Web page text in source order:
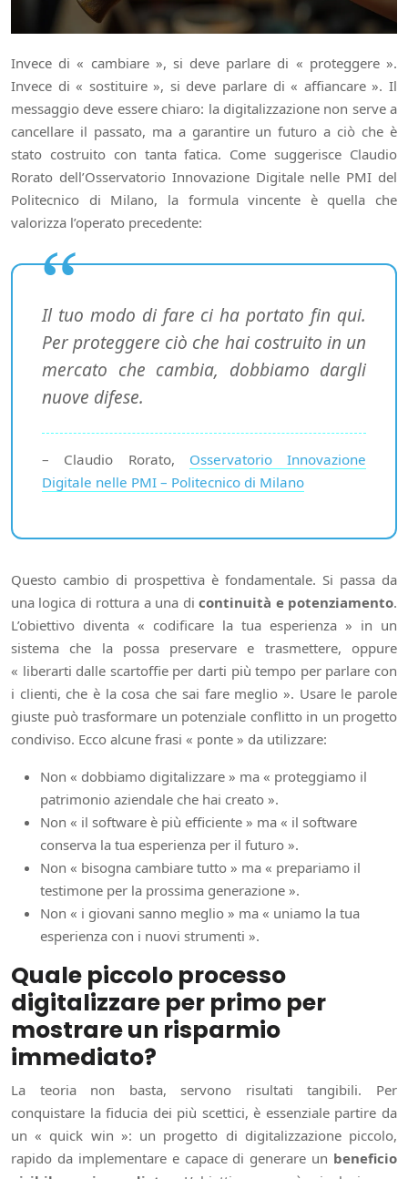
Invece di « cambiare », si deve parlare di « proteggere ».
Invece di « sostituire », si deve parlare di « affiancare ». Il
messaggio deve essere chiaro: la digitalizzazione non serve a
cancellare il passato, ma a garantire un futuro a ciò che è
stato costruito con tanta fatica. Come suggerisce Claudio
Rorato dell’Osservatorio Innovazione Digitale nelle PMI del
Politecnico di Milano, la formula vincente è quella che
valorizza l’operato precedente:
Il tuo modo di fare ci ha portato fin qui.
Per proteggere ciò che hai costruito in un
mercato che cambia, dobbiamo dargli
nuove difese.
– Claudio Rorato, Osservatorio Innovazione
Digitale nelle PMI – Politecnico di Milano
Questo cambio di prospettiva è fondamentale. Si passa da
una logica di rottura a una dicontinuità e potenziamento.
L’obiettivo diventa « codificare la tua esperienza » in un
sistema che la possa preservare e trasmettere, oppure
« liberarti dalle scartoffie per darti più tempo per parlare con
i clienti, che è la cosa che sai fare meglio ». Usare le parole
giuste può trasformare un potenziale conflitto in un progetto
condiviso. Ecco alcune frasi « ponte » da utilizzare:
Non « dobbiamo digitalizzare » ma « proteggiamo il
patrimonio aziendale che hai creato ».
Non « il software è più efficiente » ma « il software
conserva la tua esperienza per il futuro ».
Non « bisogna cambiare tutto » ma « prepariamo il
testimone per la prossima generazione ».
Non « i giovani sanno meglio » ma « uniamo la tua
esperienza con i nuovi strumenti ».
Quale piccolo processo
digitalizzare per primo per
mostrare un risparmio
immediato?
La teoria non basta, servono risultati tangibili. Per
conquistare la fiducia dei più scettici, è essenziale partire da
un « quick win »: un progetto di digitalizzazione piccolo,
rapido da implementare e capace di generare un beneficio